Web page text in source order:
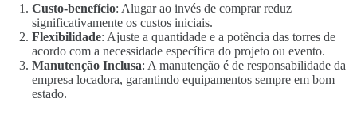
Custo-benefício: Alugar ao invés de comprar reduz
significativamente os custos iniciais.
Flexibilidade: Ajuste a quantidade e a potência das torres de
acordo com a necessidade específica do projeto ou evento.
Manutenção Inclusa: A manutenção é de responsabilidade da
empresa locadora, garantindo equipamentos sempre em bom
estado.